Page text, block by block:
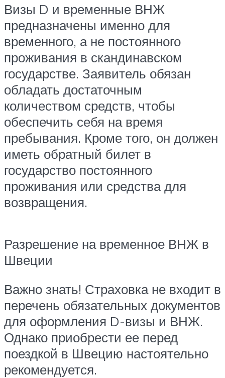
Визы D и временные ВНЖ
предназначены именно для
временного, а не постоянного
проживания в скандинавском
государстве. Заявитель обязан
обладать достаточным
количеством средств, чтобы
обеспечить себя на время
пребывания. Кроме того, он должен
иметь обратный билет в
государство постоянного
проживания или средства для
возвращения.
Разрешение на временное ВНЖ в
Швеции
Важно знать! Страховка не входит в
перечень обязательных документов
для оформления D-визы и ВНЖ.
Однако приобрести ее перед
поездкой в Швецию настоятельно
рекомендуется.